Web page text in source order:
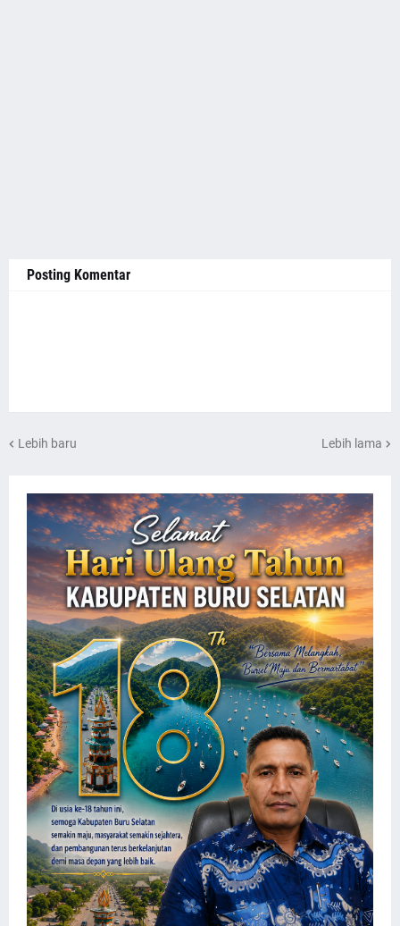
Posting Komentar
Lebih baru Lebih lama